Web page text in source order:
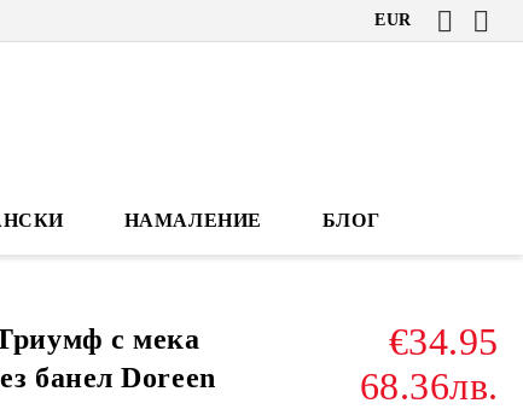
EUR
НАМАЛЕНИЕ БЛОГ
с мека
банел Doreen
€34.95
68.36лв.